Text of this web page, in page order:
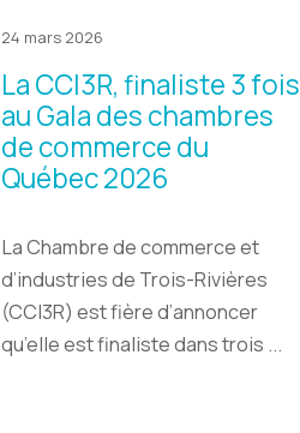
24 mars 2026
La CCI3R, finaliste 3 fois
au Gala des chambres
de commerce du
Québec 2026
La Chambre de commerce et
d’industries de Trois-Rivières
(CCI3R) est fière d’annoncer
qu’elle est finaliste dans trois ...